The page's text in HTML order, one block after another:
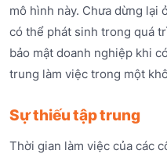
mô hình này. Chưa dừng lại
có thể phát sinh trong quá
bảo mật doanh nghiệp khi
trung làm việc trong một
Sự thiếu tập trung
Thời gian làm việc của các